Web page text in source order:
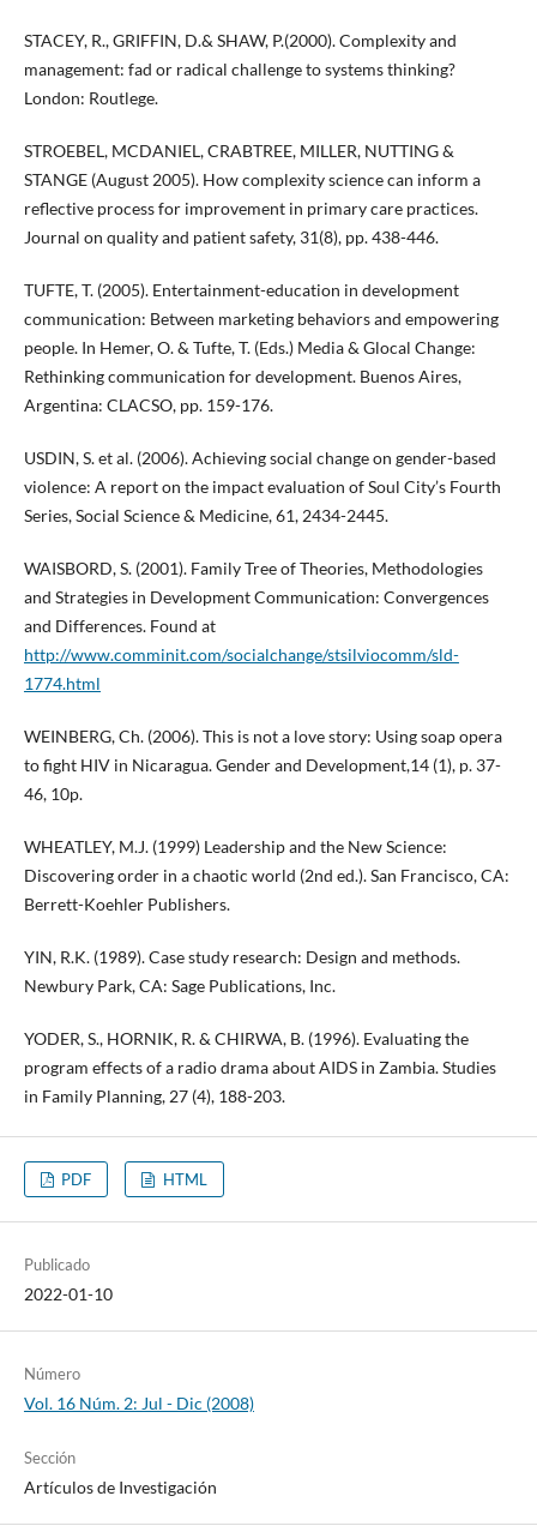
STACEY, R., GRIFFIN, D.& SHAW, P.(2000). Complexity and
management: fad or radical challenge to systems thinking?
London: Routlege.
STROEBEL, MCDANIEL, CRABTREE, MILLER, NUTTING &
STANGE (August 2005). How complexity science can inform a
reflective process for improvement in primary care practices.
Journal on quality and patient safety, 31(8), pp. 438-446.
TUFTE, T. (2005). Entertainment-education in development
communication: Between marketing behaviors and empowering
people. In Hemer, O. & Tufte, T. (Eds.) Media & Glocal Change:
Rethinking communication for development. Buenos Aires,
Argentina: CLACSO, pp. 159-176.
USDIN, S. et al. (2006). Achieving social change on gender-based
violence: A report on the impact evaluation of Soul City’s Fourth
Series, Social Science & Medicine, 61, 2434-2445.
WAISBORD, S. (2001). Family Tree of Theories, Methodologies
and Strategies in Development Communication: Convergences
and Differences. Found at
http://www.comminit.com/socialchange/stsilviocomm/sld-
1774.html
WEINBERG, Ch. (2006). This is not a love story: Using soap opera
to fight HIV in Nicaragua. Gender and Development,14 (1), p. 37-
46, 10p.
WHEATLEY, M.J. (1999) Leadership and the New Science:
Discovering order in a chaotic world (2nd ed.). San Francisco, CA:
Berrett-Koehler Publishers.
YIN, R.K. (1989). Case study research: Design and methods.
Newbury Park, CA: Sage Publications, Inc.
YODER, S., HORNIK, R. & CHIRWA, B. (1996). Evaluating the
program effects of a radio drama about AIDS in Zambia. Studies
in Family Planning, 27 (4), 188-203.
PDF HTML
Publicado
2022-01-10
Número
Vol. 16 Núm. 2: Jul - Dic (2008)
Sección
Artículos de Investigación